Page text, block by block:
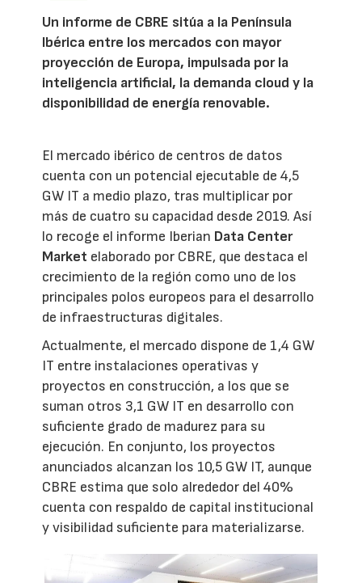
Un informe de CBRE sitúa a la Península
Ibérica entre los mercados con mayor
proyección de Europa, impulsada por la
inteligencia artificial, la demanda cloud y la
disponibilidad de energía renovable.
El mercado ibérico de centros de datos
cuenta con un potencial ejecutable de 4,5
GW IT a medio plazo, tras multiplicar por
más de cuatro su capacidad desde 2019. Así
lo recoge el informe Iberian Data Center
Market elaborado por CBRE, que destaca el
crecimiento de la región como uno de los
principales polos europeos para el desarrollo
de infraestructuras digitales.
Actualmente, el mercado dispone de 1,4 GW
IT entre instalaciones operativas y
proyectos en construcción, a los que se
suman otros 3,1 GW IT en desarrollo con
suficiente grado de madurez para su
ejecución. En conjunto, los proyectos
anunciados alcanzan los 10,5 GW IT, aunque
CBRE estima que solo alrededor del 40%
cuenta con respaldo de capital institucional
y visibilidad suficiente para materializarse.